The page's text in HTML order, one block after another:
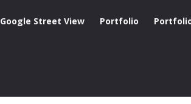
Google Street View Portfolio